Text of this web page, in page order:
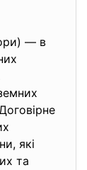
— в
які
та